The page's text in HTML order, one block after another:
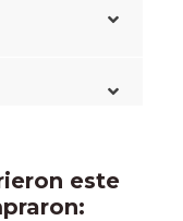
este